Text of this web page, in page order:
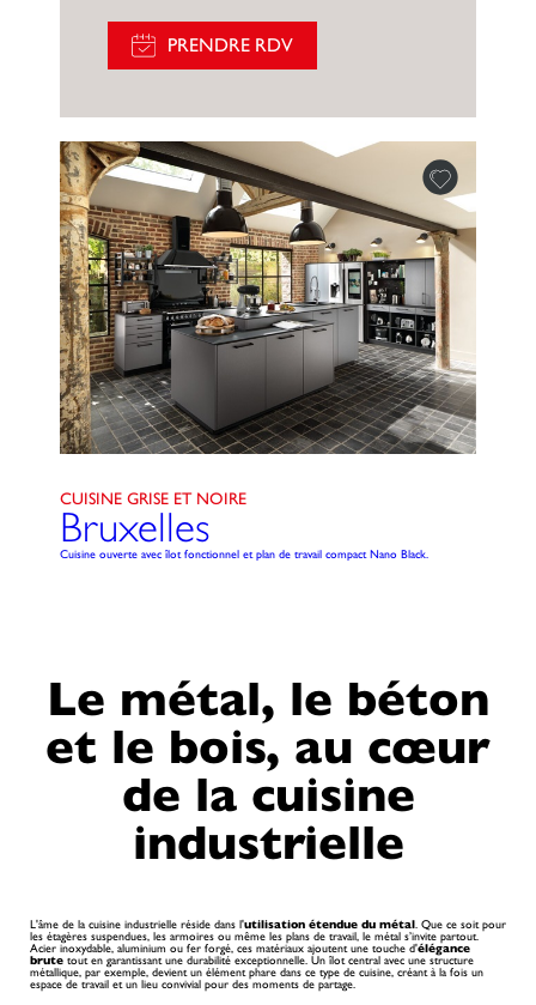
PRENDRE RDV
CUISINE GRISE ET NOIRE
Bruxelles
Cuisine ouverte avec îlot fonctionnel et plan de travail compact Nano Black.
Le métal, le béton
et le bois, au cœur
de la cuisine
industrielle
L'âme de la cuisine industrielle réside dans l'utilisation étendue du métal . Que ce soit pour
les étagères suspendues, les armoires ou même les plans de travail, le métal s’invite partout.
Acier inoxydable, aluminium ou fer forgé, ces matériaux ajoutent une touche d'élégance
brute tout en garantissant une durabilité exceptionnelle. Un îlot central avec une structure
métallique, par exemple, devient un élément phare dans ce type de cuisine, créant à la fois un
espace de travail et un lieu convivial pour des moments de partage.